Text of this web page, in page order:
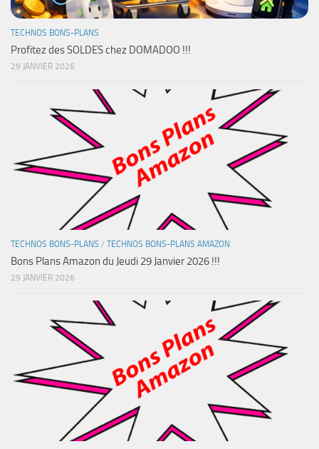
TECHNOS BONS-PLANS
Profitez des SOLDES chez DOMADOO !!!
29 JANVIER 2026
TECHNOS BONS-PLANS / TECHNOS BONS-PLANS AMAZON
Bons Plans Amazon du Jeudi 29 Janvier 2026 !!!
29 JANVIER 2026